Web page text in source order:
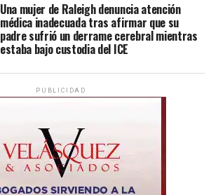
Una mujer de Raleigh denuncia atención
médica inadecuada tras afirmar que su
padre sufrió un derrame cerebral mientras
estaba bajo custodia del ICE
PUBLICIDAD